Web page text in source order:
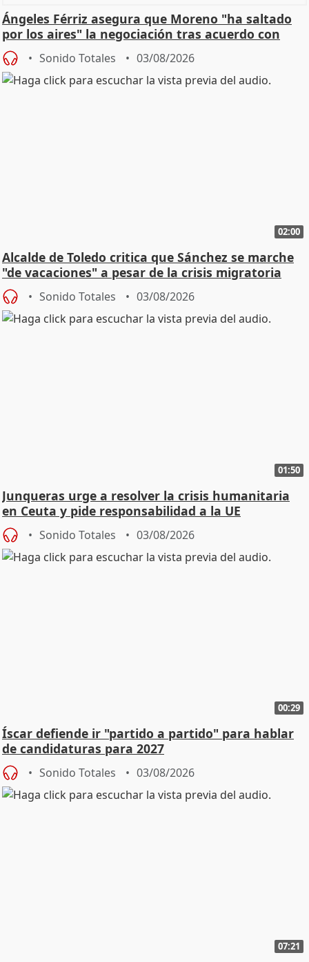
Ángeles Férriz asegura que Moreno "ha saltado
por los aires" la negociación tras acuerdo con
SMA
Sonido Totales 03/08/2026
02:00
Alcalde de Toledo critica que Sánchez se marche
"de vacaciones" a pesar de la crisis migratoria
Sonido Totales 03/08/2026
01:50
Junqueras urge a resolver la crisis humanitaria
en Ceuta y pide responsabilidad a la UE
Sonido Totales 03/08/2026
00:29
Íscar defiende ir "partido a partido" para hablar
de candidaturas para 2027
Sonido Totales 03/08/2026
07:21